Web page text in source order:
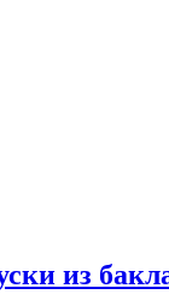
из